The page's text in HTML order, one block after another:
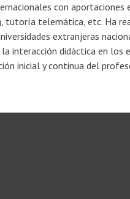
con aportaciones
tutoría telemática, etc. Ha
extranjeras
interacción didáctica en los
inicial y continua del